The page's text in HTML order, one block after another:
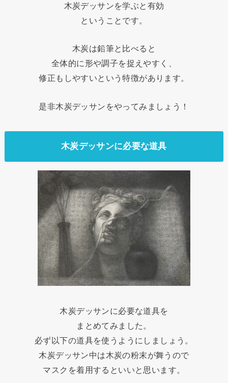
木炭デッサンを学ぶと有効
ということです。
木炭は鉛筆と比べると
全体的に形や調子を捉えやすく、
修正もしやすいという特徴があります。
是非木炭デッサンをやってみましょう！
木炭デッサンに必要な道具
木炭デッサンに必要な道具を
まとめてみました。
必ず以下の道具を使うようにしましょう。
木炭デッサン中は木炭の粉末が舞うので
マスクを着用するといいと思います。